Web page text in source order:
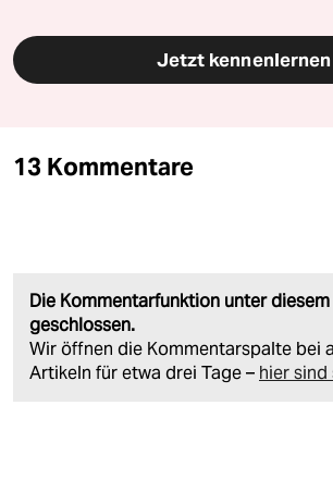
Jetzt kennenlernen
13 Kommentare
Die Kommentarfunktion unter
geschlossen.
Wir öffnen die Kommentarspalte bei
Artikeln für etwa drei Tage – hier sind